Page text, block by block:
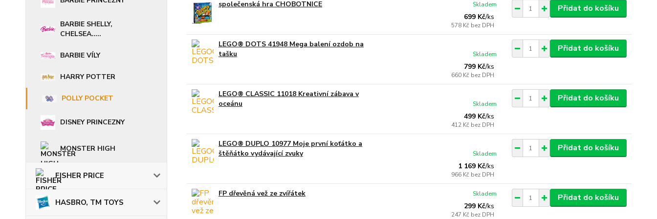
BARBIE SHELLY,
CHELSEA.....
BARBIE VÍLY
HARRY POTTER
POLLY POCKET
DISNEY PRINCEZNY
MONSTER HIGH
FISHER PRICE
HASBRO, TM TOYS
společenská hra CHOBOTNICE
699 Kč/ks
578 Kč bez DPH
Skladem Přidat do košíku
LEGO® DOTS 41948 Mega balení ozdob na
tašku
799 Kč/ks
660 Kč bez DPH
Skladem
Přidat do košíku
LEGO® CLASSIC 11018 Kreativní zábava v
oceánu
499 Kč/ks
412 Kč bez DPH
Skladem
Přidat do košíku
LEGO® DUPLO 10977 Moje první koťátko a
štěňátko vydávající zvuky
1 169 Kč/ks
966 Kč bez DPH
Skladem
Přidat do košíku
FP dřevěná vež ze zvířátek
299 Kč/ks
247 Kč bez DPH
Skladem Přidat do košíku